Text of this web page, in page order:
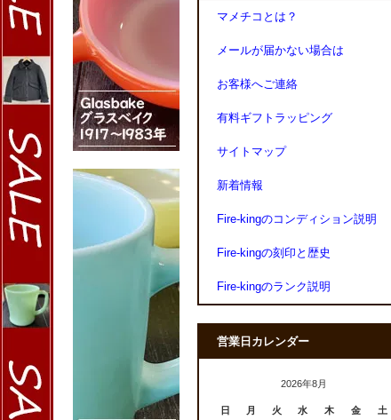
マメチコとは？
メールが届かない場合は
お客様へご連絡
有料ギフトラッピング
サイトマップ
新着情報
Fire-kingのコンディション説明
Fire-kingの刻印と歴史
Fire-kingのランク説明
営業日カレンダー
2026年8月
日 月 火 水 木 金 土